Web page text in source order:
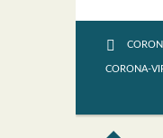
CORONA-